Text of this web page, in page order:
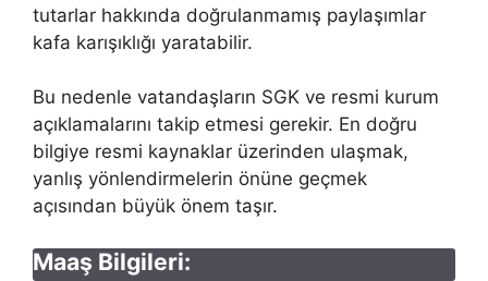
tutarlar hakkında doğrulanmamış paylaşımlar
kafa karışıklığı yaratabilir.
Bu nedenle vatandaşların SGK ve resmi kurum
açıklamalarını takip etmesi gerekir. En doğru
bilgiye resmi kaynaklar üzerinden ulaşmak,
yanlış yönlendirmelerin önüne geçmek
açısından büyük önem taşır.
Maaş Bilgileri: